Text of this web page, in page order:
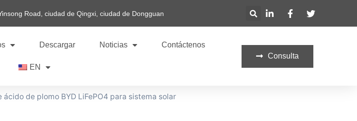
Road, ciudad de Qingxi, ciudad de Dongguan
Descargar Noticias Contáctenos
EN
Consulta
de plomo BYD LiFePO4 para sistema solar